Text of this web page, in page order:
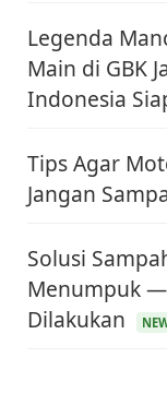
Legenda
Main di GBK
Indonesia
Tips Agar
Jangan
Solusi
Menumpuk —
DilakukanHarga